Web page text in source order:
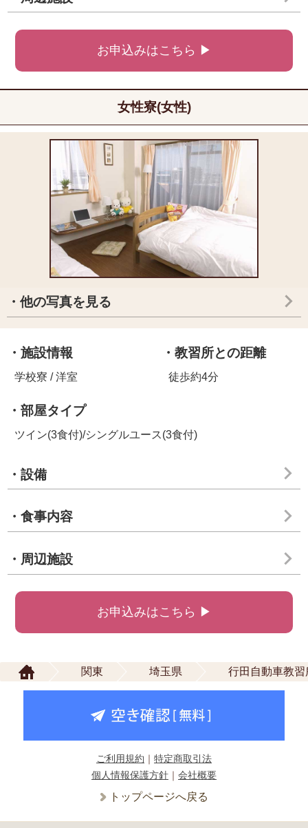
関東 埼玉県 行田自動車教習
お申込みはこちら ▶
女性寮(女性)
・他の写真を見る
・施設情報
学校寮 / 洋室
・教習所との距離
徒歩約4分
・部屋タイプ
ツイン(3食付)/シングルユース(3食付)
・設備
・食事内容
・周辺施設
お申込みはこちら ▶
ご利用規約 ｜ 特定商取引法
個人情報保護方針 ｜ 会社概要
トップページへ戻る